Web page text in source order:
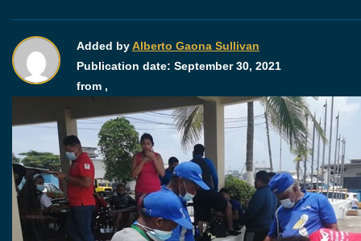
Added byAlberto Gaona Sullivan
Publication date: September 30, 2021
from ,